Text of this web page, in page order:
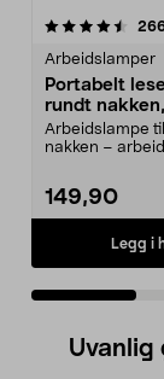
Arbeidslamper
Portabelt
rundt nakken,
Arbeidslampe
nakken –
149,90
Legg i
4.0 av 5
Uvanlig